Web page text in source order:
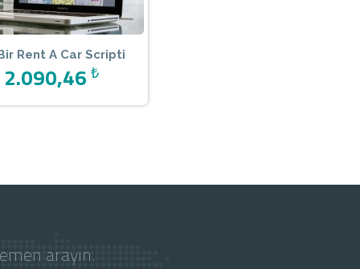
Rent A Car Scripti
₺
2.090,46
arayın.